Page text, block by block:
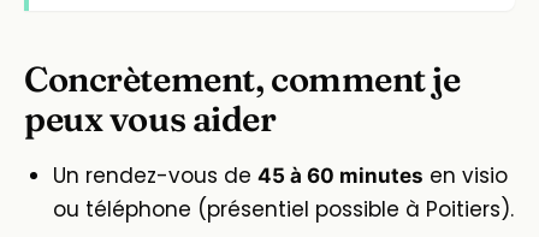
Concrètement, comment je
peux vous aider
Un rendez-vous de 45 à 60 minutes en visio
ou téléphone (présentiel possible à Poitiers).